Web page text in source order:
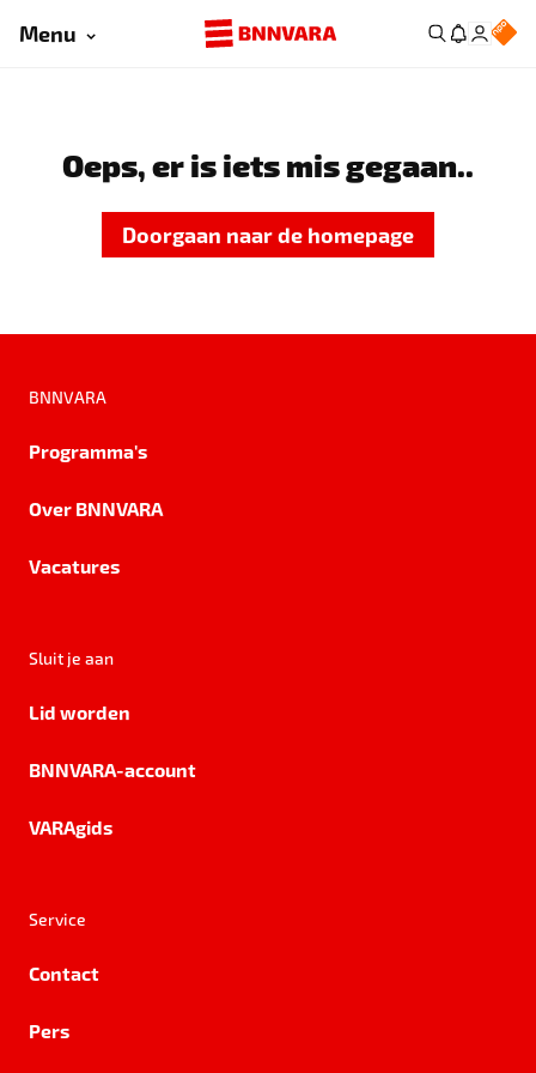
Menu
Oeps, er is iets mis gegaan..
Doorgaan naar de homepage
BNNVARA
Programma's
Over BNNVARA
Vacatures
Sluit je aan
Lid worden
BNNVARA-account
VARAgids
Service
Contact
Pers